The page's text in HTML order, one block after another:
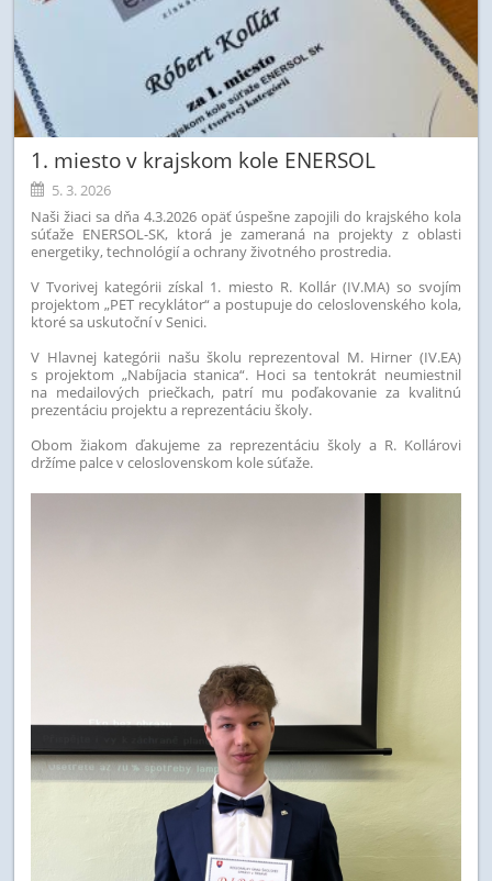
1. miesto v krajskom kole ENERSOL
5. 3. 2026
Naši žiaci sa dňa 4.3.2026 opäť úspešne zapojili do krajského kola
súťaže ENERSOL-SK, ktorá je zameraná na projekty z oblasti
energetiky, technológií a ochrany životného prostredia.
V Tvorivej kategórii získal 1. miesto R. Kollár (IV.MA) so svojím
projektom „PET recyklátor“ a postupuje do celoslovenského kola,
ktoré sa uskutoční v Senici.
V Hlavnej kategórii našu školu reprezentoval M. Hirner (IV.EA)
s projektom „Nabíjacia stanica“. Hoci sa tentokrát neumiestnil
na medailových priečkach, patrí mu poďakovanie za kvalitnú
prezentáciu projektu a reprezentáciu školy.
Obom žiakom ďakujeme za reprezentáciu školy a R. Kollárovi
držíme palce v celoslovenskom kole súťaže.